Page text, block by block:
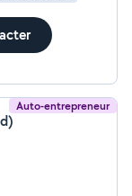
Auto-entrepreneur